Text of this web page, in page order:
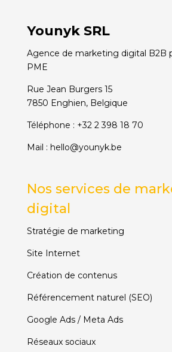
Younyk SRL
Agence de marketing digital B2B
PME
Rue Jean Burgers 15
7850 Enghien, Belgique
Téléphone : +32 2 398 18 70
Mail : hello@younyk.be
Nos services de
digital
Stratégie de marketing
Site Internet
Création de contenus
Référencement naturel (SEO)
Google Ads / Meta Ads
Réseaux sociaux